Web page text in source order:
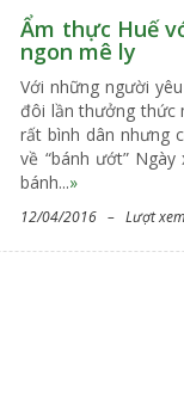
Ẩm thực Huế
ngon mê ly
Với những người
đôi lần thưởng thức
rất bình dân nhưng
về “bánh ướt”
bánh...»
12/04/2016 – Lượt